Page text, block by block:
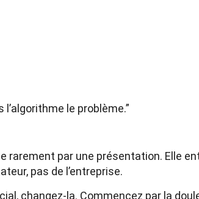
l’algorithme le problème.”
rarement par une présentation. Elle
pas de l’entreprise.
changez-la. Commencez par la